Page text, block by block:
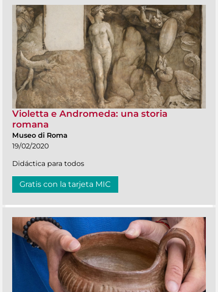
Violetta e Andromeda: una storia
romana
Museo di Roma
19/02/2020
Didáctica para todos
Gratis con la tarjeta MIC